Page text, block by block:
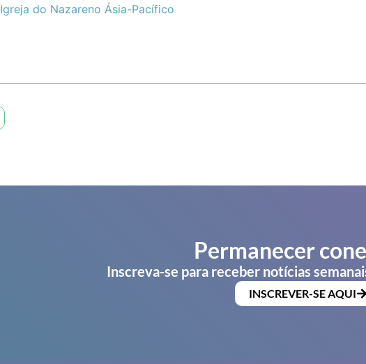
Igreja do Nazareno Ásia-Pacífico
Permanecer
Inscreva-se para receber notícias
INSCREVER-SE AQUI